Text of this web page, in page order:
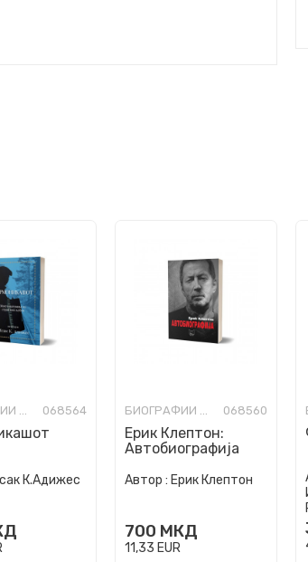
БИОГРАФИИ И МЕМОАРИ 068564
К.Адижес
БИОГРАФИИ И МЕМОАРИ 068560
Ерик Клептон:
Автобиографија
Автор : Ерик Клептон
700 МКД
11,33 EUR